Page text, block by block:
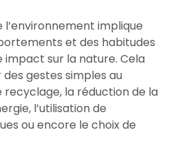
implique
et des habitudes
impact sur la nature. Cela
gestes simples au
recyclage, la réduction de la
l’utilisation de
ou encore le choix de